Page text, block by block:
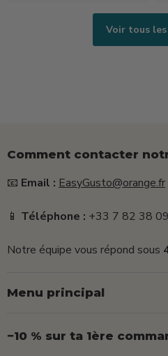
Voir tous
Comment contacter
📧 Email : EasyGusto@orange.fr
📱 Téléphone : +33 7 82 38
Notre équipe vous répond sous
Menu principal
−10 % sur ta 1ère